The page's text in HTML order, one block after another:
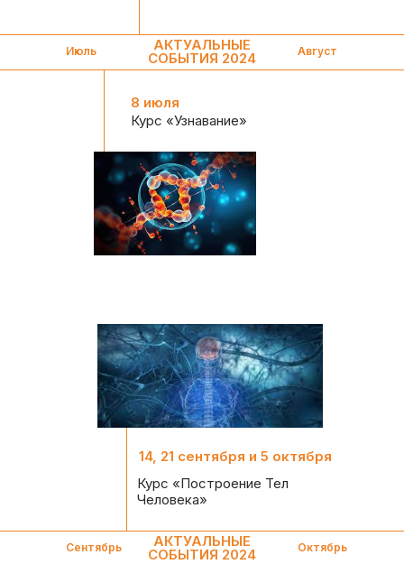
АКТУАЛЬНЫЕ
СОБЫТИЯ 2024
Июль Август
8 июля
Курс «Узнавание»
АКТУАЛЬНЫЕ
СОБЫТИЯ 2024
Сентябрь Октябрь
14, 21 сентября и 5 октября
Курс «Построение Тел
Человека»